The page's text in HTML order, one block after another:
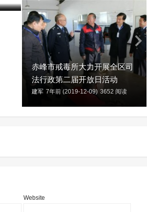
赤峰市戒毒所大力开展全区司
法行政第二届开放日活动
建军 7年前 (2019-12-09) 3652 阅读
Website